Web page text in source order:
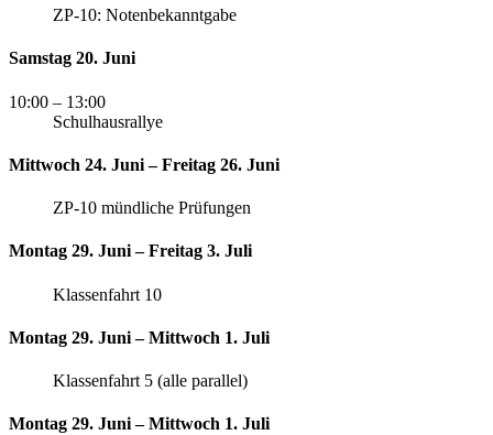
ZP-10: Notenbekanntgabe
Samstag 20. Juni
10:00 – 13:00
Schulhausrallye
Mittwoch 24. Juni – Freitag 26. Juni
ZP-10 mündliche Prüfungen
Montag 29. Juni – Freitag 3. Juli
Klassenfahrt 10
Montag 29. Juni – Mittwoch 1. Juli
Klassenfahrt 5 (alle parallel)
Montag 29. Juni – Mittwoch 1. Juli